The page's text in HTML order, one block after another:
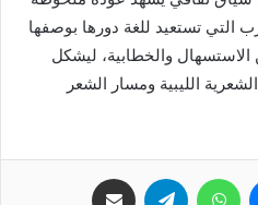
التي تستعيد للغة دورها بوصفها
الاستسهال والخطابية، ليشكل
الليبية ومسار الشعر
ماسنجر واتساب تيلقرام